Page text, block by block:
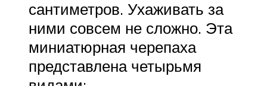
сантиметров. Ухаживать за
ними совсем не сложно. Эта
миниатюрная черепаха
представлена четырьмя